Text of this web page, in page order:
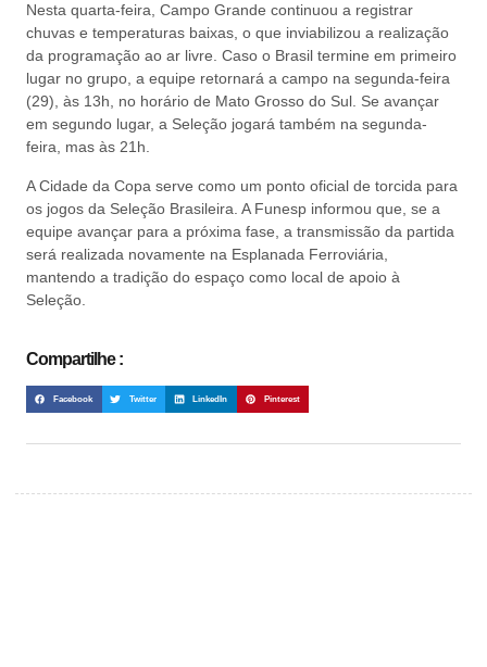
Nesta quarta-feira, Campo Grande continuou a registrar
chuvas e temperaturas baixas, o que inviabilizou a realização
da programação ao ar livre. Caso o Brasil termine em primeiro
lugar no grupo, a equipe retornará a campo na segunda-feira
(29), às 13h, no horário de Mato Grosso do Sul. Se avançar
em segundo lugar, a Seleção jogará também na segunda-
feira, mas às 21h.
A Cidade da Copa serve como um ponto oficial de torcida para
os jogos da Seleção Brasileira. A Funesp informou que, se a
equipe avançar para a próxima fase, a transmissão da partida
será realizada novamente na Esplanada Ferroviária,
mantendo a tradição do espaço como local de apoio à
Seleção.
Compartilhe :
Facebook Twitter LinkedIn Pinterest